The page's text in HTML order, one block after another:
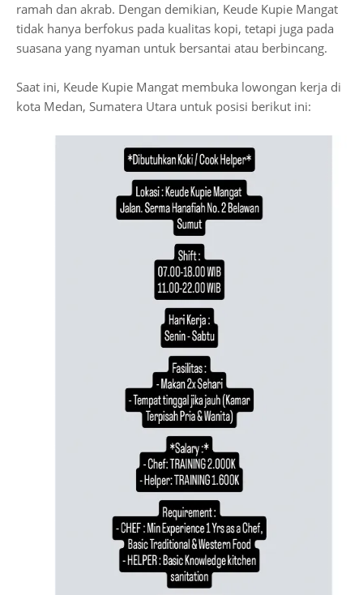
ramah dan akrab. Dengan demikian, Keude Kupie Mangat
tidak hanya berfokus pada kualitas kopi, tetapi juga pada
suasana yang nyaman untuk bersantai atau berbincang.
Saat ini, Keude Kupie Mangat membuka lowongan kerja di
kota Medan, Sumatera Utara untuk posisi berikut ini: